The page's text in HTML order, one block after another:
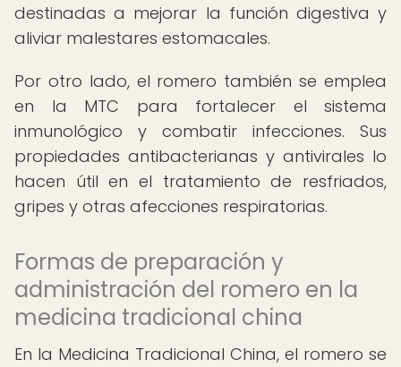
destinadas a mejorar la función digestiva y
aliviar malestares estomacales.
Por otro lado, el romero también se emplea
en la MTC para fortalecer el sistema
inmunológico y combatir infecciones. Sus
propiedades antibacterianas y antivirales lo
hacen útil en el tratamiento de resfriados,
gripes y otras afecciones respiratorias.
Formas de preparación y
administración del romero en la
medicina tradicional china
En la Medicina Tradicional China, el romero se